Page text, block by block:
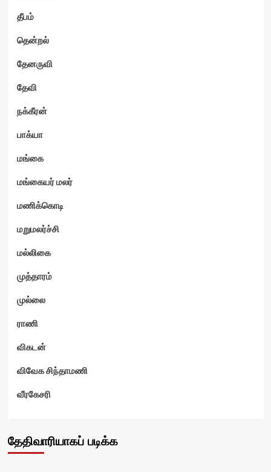
தீபம்
தென்றல்
தேனருவி
தேவி
நக்கீரன்
பாக்யா
மங்கை
மங்கையர் மலர்
மணிக்கொடி
மறுமலர்ச்சி
மல்லிகை
முத்தாரம்
முல்லை
ராணி
விகடன்
விவேக சிந்தாமணி
வீரகேசரி
தேதிவாரியாகப் படிக்க